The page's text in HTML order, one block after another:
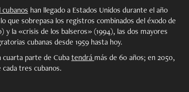
cubanos han llegado a Estados Unidos durante el año
que sobrepasa los registros combinados del éxodo de
y la «crisis de los balseros» (1994), las dos mayores
cubanas desde 1959 hasta hoy.
cuarta parte de Cubatendrá más de 60 años; en 2050,
cada tres cubanos.